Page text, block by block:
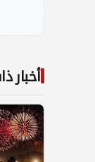
أخبار